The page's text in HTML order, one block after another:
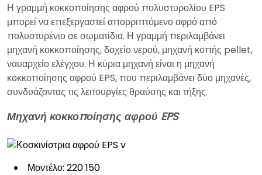
Η γραμμή κοκκοποίησης αφρού πολυστυρολίου EPS
μπορεί να επεξεργαστεί απορριπτόμενο αφρό από
πολυστυρένιο σε σωματίδια. Η γραμμή περιλαμβάνει
μηχανή κοκκοποίησης, δοχείο νερού, μηχανή κοπής pellet,
ναυαρχείο ελέγχου. Η κύρια μηχανή είναι η μηχανή
κοκκοποίησης αφρού EPS, που περιλαμβάνει δύο μηχανές,
συνδυάζοντας τις λειτουργίες θραύσης και τήξης.
Μηχανή κοκκοποίησης αφρού EPS
Μοντέλο: 220 150